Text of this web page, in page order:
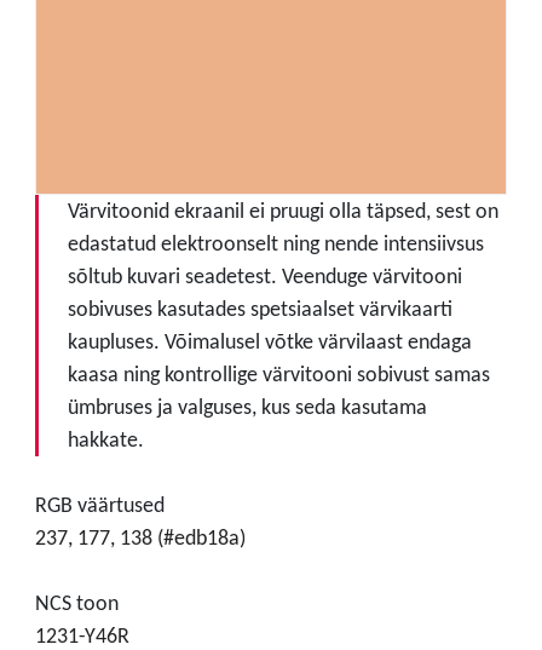
Värvitoonid ekraanil ei pruugi olla täpsed, sest on
edastatud elektroonselt ning nende intensiivsus
sõltub kuvari seadetest. Veenduge värvitooni
sobivuses kasutades spetsiaalset värvikaarti
kaupluses. Võimalusel võtke värvilaast endaga
kaasa ning kontrollige värvitooni sobivust samas
ümbruses ja valguses, kus seda kasutama
hakkate.
RGB väärtused
237, 177, 138 (#edb18a)
NCS toon
1231-Y46R